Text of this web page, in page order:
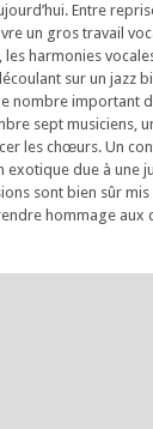
Entre
un gros travail
harmonies
sur un jazz
nombre important
sept musiciens,
les chœurs. Un
due à une
sont bien sûr mis
hommage aux